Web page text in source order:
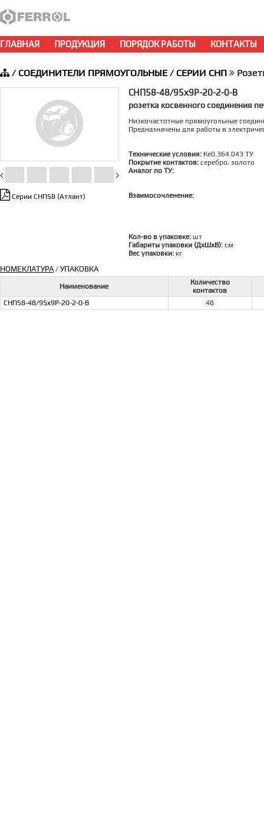
ГЛАВНАЯ ПРОДУКЦИЯ ПОРЯДОК РАБОТЫ КОНТАКТЫ
/ СОЕДИНИТЕЛИ ПРЯМОУГОЛЬНЫЕ/ СЕРИИ СНП
Серии СНП58 (Атлант)
СНП58-48/95х9Р-20-2-0-В
розетка косвенного соединения
Низкочастотные прямоугольные
Предназначены для работы в
Технические условия: Ке0.364.043 ТУ
Покрытие контактов: серебро, золото
Аналог по ТУ:
Взаимосочленение:
Кол-во в упаковке: шт
Габариты упаковки (ДхШхВ): см
Вес упаковки: кг
НОМЕКЛАТУРА/ УПАКОВКА
Наименование
Количество
контактов
СНП58-48/95х9Р-20-2-0-В
48